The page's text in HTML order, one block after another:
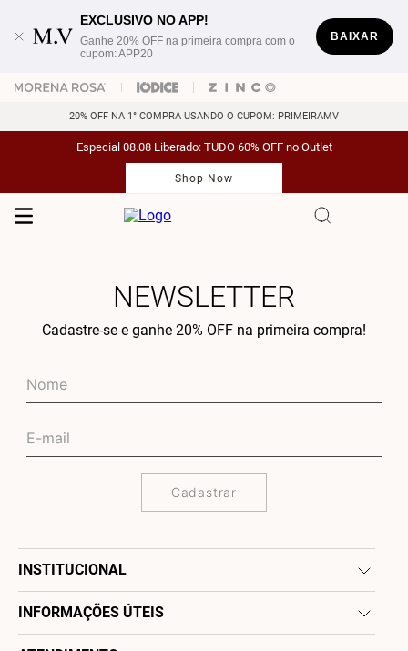
EXCLUSIVO NO APP!
Ganhe 20% OFF na primeira compra com o
cupom: APP20
BAIXAR
20% OFF NA 1° COMPRA USANDO O CUPOM: PRIMEIRAMV
Especial 08.08 Liberado: TUDO 60% OFF no Outlet
Shop Now
NEWSLETTER
Cadastre-se e ganhe 20% OFF na primeira compra!
Cadastrar
INSTITUCIONAL
INFORMAÇÕES ÚTEIS